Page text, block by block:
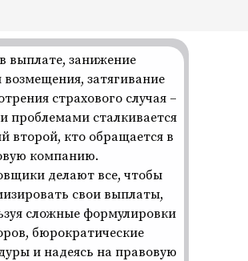
выплате, занижение
затягивание
страхового случая –
проблемами сталкивается
второй, кто обращается в
компанию.
делают все, чтобы
свои выплаты,
сложные формулировки
бюрократические
и надеясь на правовую